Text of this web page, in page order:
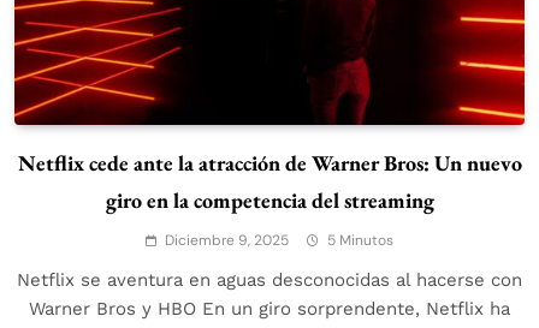
Netflix cede ante la atracción de Warner Bros: Un nuevo
giro en la competencia del streaming
Diciembre 9, 2025 5 Minutos
Netflix se aventura en aguas desconocidas al hacerse con
Warner Bros y HBO En un giro sorprendente, Netflix ha